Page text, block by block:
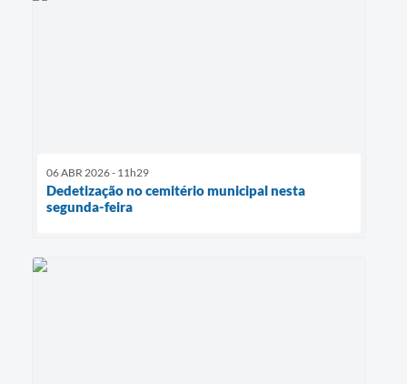
06 ABR 2026 - 11h29
Dedetização no cemitério municipal nesta
segunda-feira